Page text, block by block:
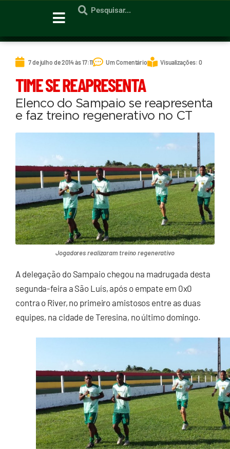
7 de julho de 2014 às 17:11 Um Comentário Visualizações: 0
TIME SE REAPRESENTA
Elenco do Sampaio se reapresenta
e faz treino regenerativo no CT
Jogadores realizaram treino regenerativo
A delegação do Sampaio chegou na madrugada desta
segunda-feira a São Luís, após o empate em 0x0
contra o River, no primeiro amistosos entre as duas
equipes, na cidade de Teresina, no último domingo.